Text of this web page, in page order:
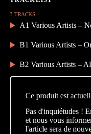
3 TRACKS
A1 Various Artists –
B1 Various Artists –
B2 Various Artists –
Ce produit est
Pas d'inquiétudes !
et nous vous
l'article sera de